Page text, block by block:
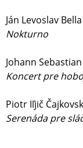
Ján Levoslav Bella
Nokturno
Johann
Koncert pre
Piotr Iľjič
Serenáda pre